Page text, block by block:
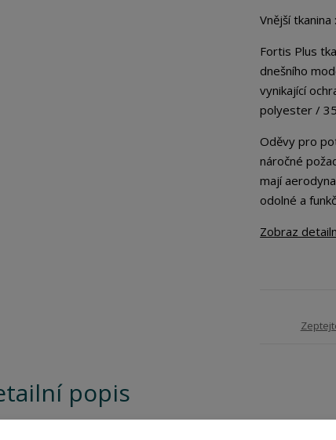
Vnější
Fortis Plus
dnešního
vynikající
polyester /
Oděvy pro
náročné
mají
odolné a
Zobraz
popis
BOFIN FOOD je navržen pro náročné prostředí